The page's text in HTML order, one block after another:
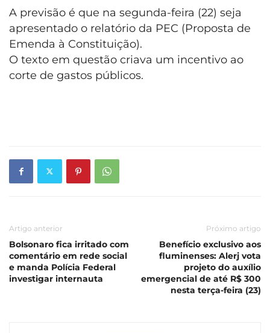
A previsão é que na segunda-feira (22) seja
apresentado o relatório da PEC (Proposta de
Emenda à Constituição).
O texto em questão criava um incentivo ao
corte de gastos públicos.
Artigo anterior
Bolsonaro fica irritado com
comentário em rede social
e manda Polícia Federal
investigar internauta
Próximo artigo
Benefício exclusivo aos
fluminenses: Alerj vota
projeto do auxílio
emergencial de até R$ 300
nesta terça-feira (23)